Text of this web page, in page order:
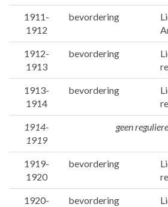
1911-
1912
bevordering
1912-
1913
bevordering
1913-
1914
bevordering
1914-
1919
geen
1919-
1920
bevordering
1920-
bevordering